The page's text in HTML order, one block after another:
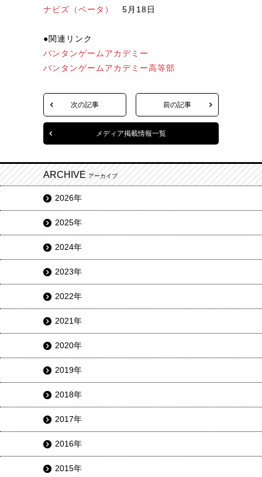
ナビズ（ベータ）
5月18日
●関連リンク
バンタンゲームアカデミー
バンタンゲームアカデミー高等部
次の記事 前の記事
メディア掲載情報一覧
ARCHIVE アーカイブ
2026年
2025年
2024年
2023年
2022年
2021年
2020年
2019年
2018年
2017年
2016年
2015年